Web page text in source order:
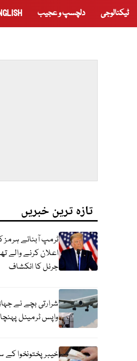
ٹیکنالوجی دلچسپ و عجیب
تازہ ترین خبریں
ٹرمپ آبنائے ہرمز
اعلان کرنے والے
جرنل کا انکشاف
شرارتی بچے نے
واپس ٹرمینل
خیبرپختونخوا کے